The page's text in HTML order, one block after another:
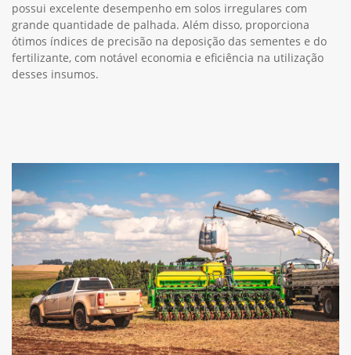
possui excelente desempenho em solos irregulares com
grande quantidade de palhada. Além disso, proporciona
ótimos índices de precisão na deposição das sementes e do
fertilizante, com notável economia e eficiência na utilização
desses insumos.